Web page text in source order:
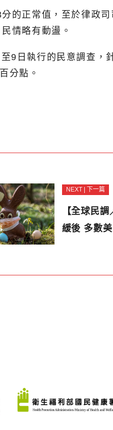
的正常值，至於律政
情略有動盪。
9日執行的民意調查，
分點。
NEXT | 下一篇
【全球民
緩後 多數